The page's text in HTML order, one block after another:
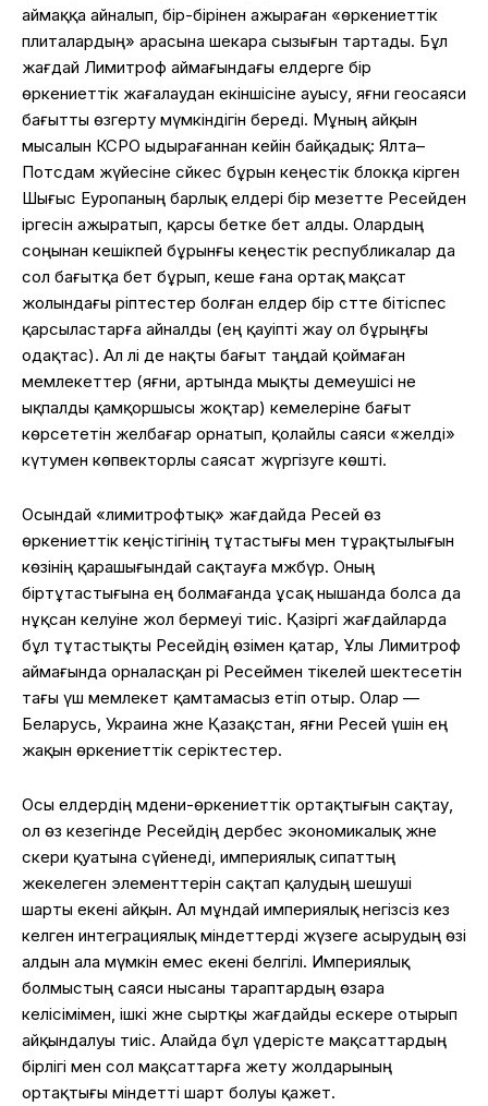
аймаққа айналып, бір-бірінен ажыраған «өркениеттік
плиталардың» арасына шекара сызығын тартады. Бұл
жағдай Лимитроф аймағындағы елдерге бір
өркениеттік жағалаудан екіншісіне ауысу, яғни геосаяси
бағытты өзгерту мүмкіндігін береді. Мұның айқын
мысалын КСРО ыдырағаннан кейін байқадық: Ялта–
Потсдам жүйесіне сәйкес бұрын кеңестік блокқа кірген
Шығыс Еуропаның барлық елдері бір мезетте Ресейден
іргесін ажыратып, қарсы бетке бет алды. Олардың
соңынан кешікпей бұрынғы кеңестік республикалар да
сол бағытқа бет бұрып, кеше ғана ортақ мақсат
жолындағы әріптестер болған елдер бір сәтте бітіспес
қарсыластарға айналды (ең қауіпті жау ол бұрыңғы
одақтас). Ал әлі де нақты бағыт таңдай қоймаған
мемлекеттер (яғни, артында мықты демеушісі не
ықпалды қамқоршысы жоқтар) кемелеріне бағыт
көрсететін желбағар орнатып, қолайлы саяси «желді»
күтумен көпвекторлы саясат жүргізуге көшті.
Осындай «лимитрофтық» жағдайда Ресей өз
өркениеттік кеңістігінің тұтастығы мен тұрақтылығын
көзінің қарашығындай сақтауға мәжбүр. Оның
біртұтастығына ең болмағанда ұсақ нышанда болса да
нұқсан келуіне жол бермеуі тиіс. Қазіргі жағдайларда
бұл тұтастықты Ресейдің өзімен қатар, Ұлы Лимитроф
аймағында орналасқан әрі Ресеймен тікелей шектесетін
тағы үш мемлекет қамтамасыз етіп отыр. Олар —
Беларусь, Украина және Қазақстан, яғни Ресей үшін ең
жақын өркениеттік серіктестер.
Осы елдердің мәдени-өркениеттік ортақтығын сақтау,
ол өз кезегінде Ресейдің дербес экономикалық және
әскери қуатына сүйенеді, империялық сипаттың
жекелеген элементтерін сақтап қалудың шешуші
шарты екені айқын. Ал мұндай империялық негізсіз кез
келген интеграциялық міндеттерді жүзеге асырудың өзі
алдын ала мүмкін емес екені белгілі. Империялық
болмыстың саяси нысаны тараптардың өзара
келісімімен, ішкі және сыртқы жағдайды ескере отырып
айқындалуы тиіс. Алайда бұл үдерісте мақсаттардың
бірлігі мен сол мақсаттарға жету жолдарының
ортақтығы міндетті шарт болуы қажет.